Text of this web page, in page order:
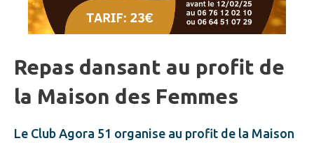
Repas dansant au profit de
la Maison des Femmes
Le Club Agora 51 organise au profit de la Maison